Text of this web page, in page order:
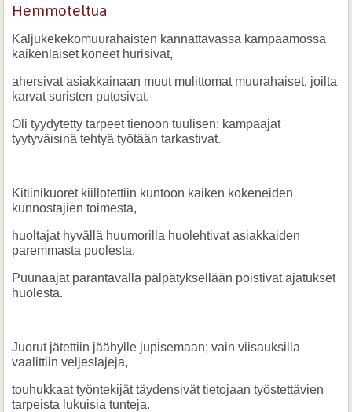
Hemmoteltua
Kaljukekekomuurahaisten kannattavassa kampaamossa
kaikenlaiset koneet hurisivat,
ahersivat asiakkainaan muut mulittomat muurahaiset, joilta
karvat suristen putosivat.
Oli tyydytetty tarpeet tienoon tuulisen: kampaajat
tyytyväisinä tehtyä työtään tarkastivat.
Kitiinikuoret kiillotettiin kuntoon kaiken kokeneiden
kunnostajien toimesta,
huoltajat hyvällä huumorilla huolehtivat asiakkaiden
paremmasta puolesta.
Puunaajat parantavalla pälpätyksellään poistivat ajatukset
huolesta.
Juorut jätettiin jäähylle jupisemaan; vain viisauksilla
vaalittiin veljeslajeja,
touhukkaat työntekijät täydensivät tietojaan työstettävien
tarpeista lukuisia tunteja.